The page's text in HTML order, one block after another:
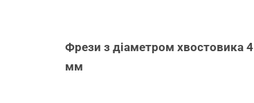
Фрези з діаметром хвостовика 4
мм